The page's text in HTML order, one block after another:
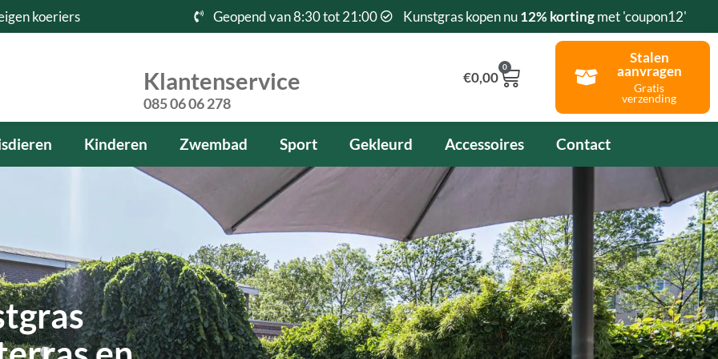
koeriers Geopend van 8:30 tot 21:00 Kunstgras kopen nu12% kortingmet 'coupon12'
Klantenservice
085 06 06 278
€0,00
0
Winkelwagen
Stalen
aanvragen
Gratis
verzending
Kinderen Zwembad Sport Gekleurd Accessoires Contact